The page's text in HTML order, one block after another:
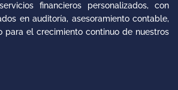
financieros personalizados, con
en auditoría, asesoramiento contable,
para el crecimiento continuo de nuestros